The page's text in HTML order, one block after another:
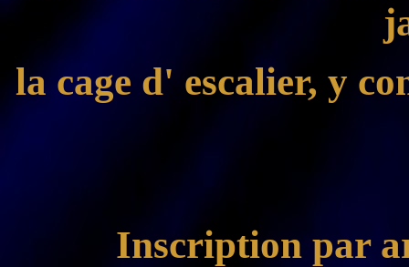
la cage d' escalier, y
Inscription par